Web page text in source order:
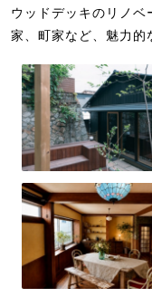
ウッドデッキのリノ
家、町家など、魅力的